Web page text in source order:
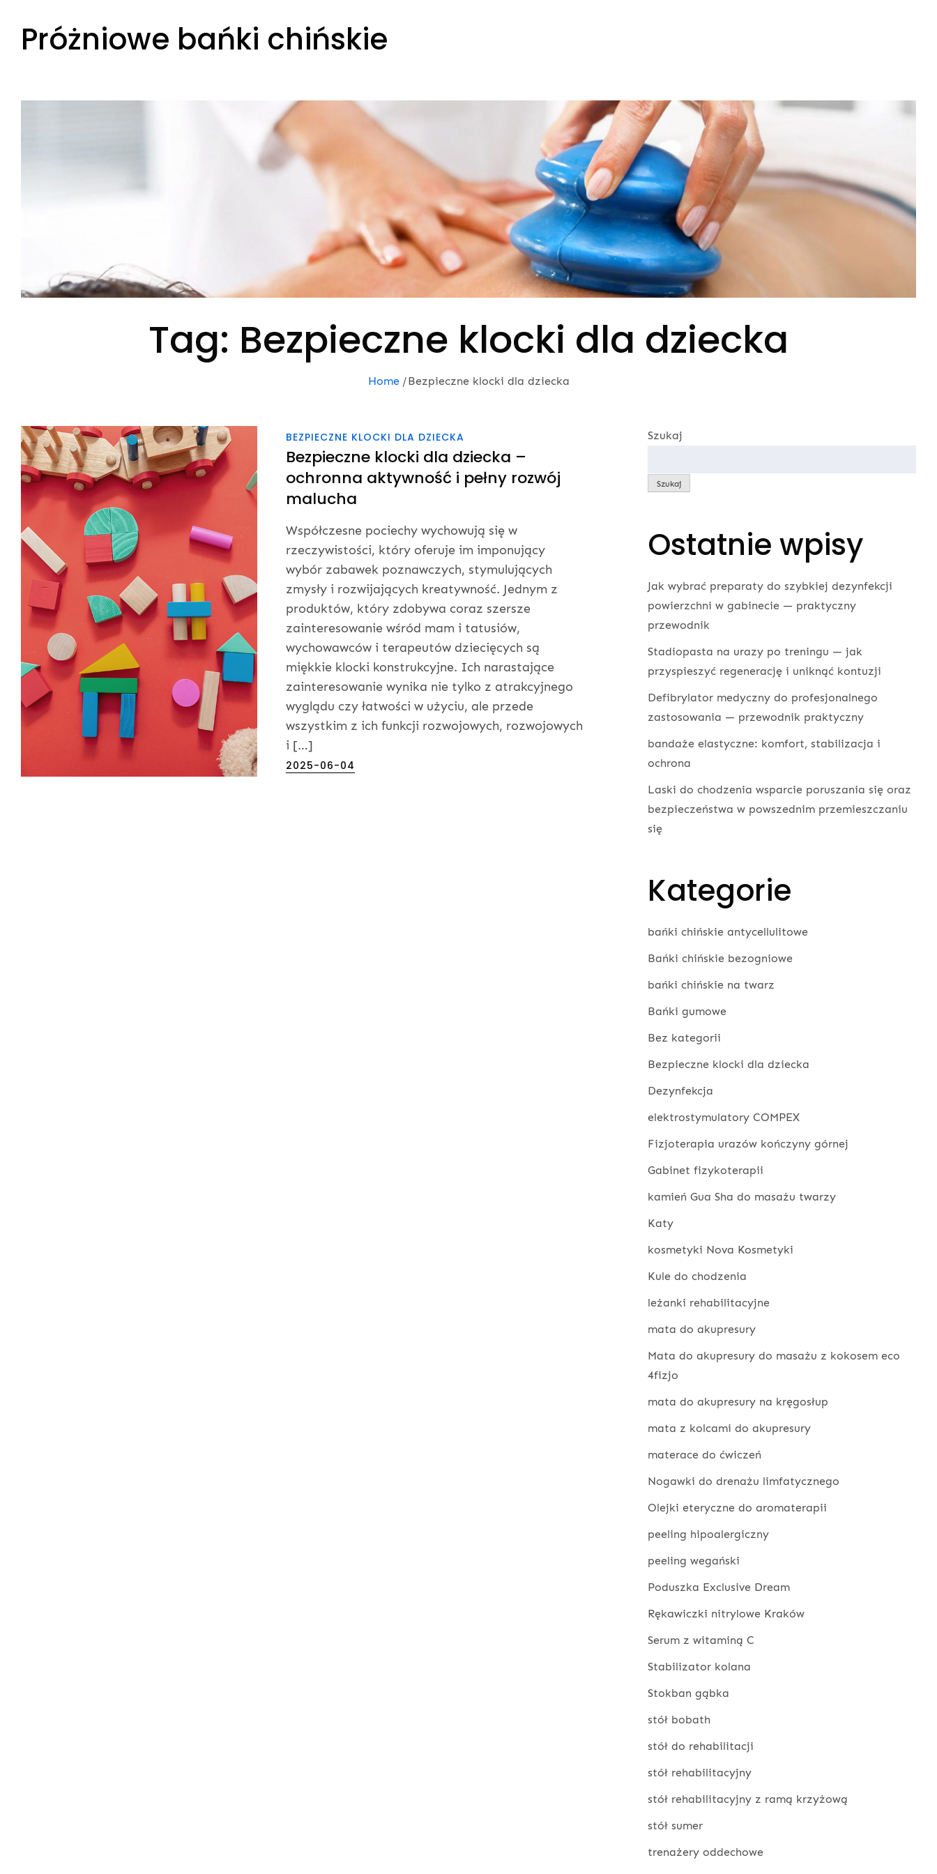
contentPróżniowe bańki chińskie
Tag: Bezpieczne klocki dla dziecka
Home Bezpieczne klocki dla dziecka
BEZPIECZNE KLOCKI DLA DZIECKA
Bezpieczne klocki dla dziecka –
ochronna aktywność i pełny rozwój
malucha
Współczesne pociechy wychowują się w
rzeczywistości, który oferuje im imponujący
wybór zabawek poznawczych, stymulujących
zmysły i rozwijających kreatywność. Jednym z
produktów, który zdobywa coraz szersze
zainteresowanie wśród mam i tatusiów,
wychowawców i terapeutów dziecięcych są
miękkie klocki konstrukcyjne. Ich narastające
zainteresowanie wynika nie tylko z atrakcyjnego
wyglądu czy łatwości w użyciu, ale przede
wszystkim z ich funkcji rozwojowych, rozwojowych
i […]
Posted
2025-06-04
Szukaj
Szukaj
Ostatnie wpisy
Jak wybrać preparaty do szybkiej dezynfekcji
powierzchni w gabinecie — praktyczny
przewodnik
Stadiopasta na urazy po treningu — jak
przyspieszyć regenerację i uniknąć kontuzji
Defibrylator medyczny do profesjonalnego
zastosowania — przewodnik praktyczny
bandaże elastyczne: komfort, stabilizacja i
ochrona
Laski do chodzenia wsparcie poruszania się oraz
bezpieczeństwa w powszednim przemieszczaniu
się
Kategorie
bańki chińskie antycellulitowe
Bańki chińskie bezogniowe
bańki chińskie na twarz
Bańki gumowe
Bez kategorii
Bezpieczne klocki dla dziecka
Dezynfekcja
elektrostymulatory COMPEX
Fizjoterapia urazów kończyny górnej
Gabinet fizykoterapii
kamień Gua Sha do masażu twarzy
Katy
kosmetyki Nova Kosmetyki
Kule do chodzenia
leżanki rehabilitacyjne
mata do akupresury
Mata do akupresury do masażu z kokosem eco
4fizjo
mata do akupresury na kręgosłup
mata z kolcami do akupresury
materace do ćwiczeń
Nogawki do drenażu limfatycznego
Olejki eteryczne do aromaterapii
peeling hipoalergiczny
peeling wegański
Poduszka Exclusive Dream
Rękawiczki nitrylowe Kraków
Serum z witaminą C
Stabilizator kolana
Stokban gąbka
stół bobath
stół do rehabilitacji
stół rehabilitacyjny
stół rehabilitacyjny z ramą krzyżową
stół sumer
trenażery oddechowe